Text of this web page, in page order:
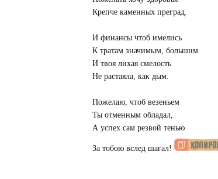
Крепче каменных преград.
И финансы чтоб имелись
К тратам значимым, большим.
И твоя лихая смелость
Не растаяла, как дым.
Пожелаю, чтоб везеньем
Ты отменным обладал,
А успех сам резвой тенью
За тобою вслед шагал!